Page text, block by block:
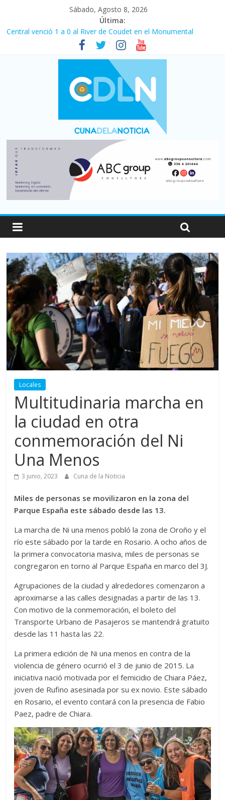
Sábado, Agosto 8, 2026
Última:
Central venció 1 a 0 al River de Coudet en el Monumental
La morosidad alcanzó su nivel más alto en dos décadas y ya
afecta a 400 mil deudores en Santa Fe
Desde que asumió Milei cerraron 41.000 kioscos: el sector
denuncia crisis como en 2001
Vacaciones de invierno con más movimiento y consumo
turístico: 4,6 millones de personas viajaron por el país, un 5,9%
Fuerte caída de la venta de autos usados en julio: bajó un 12,6%
Locales
Multitudinaria marcha en
la ciudad en otra
conmemoración del Ni
Una Menos
3 junio, 2023 Cuna de la Noticia
Miles de personas se movilizaron en la zona del
Parque España este sábado desde las 13.
La marcha de Ni una menos pobló la zona de Oroño y el
río este sábado por la tarde en Rosario. A ocho años de
la primera convocatoria masiva, miles de personas se
congregaron en torno al Parque España en marco del 3J.
Agrupaciones de la ciudad y alrededores comenzaron a
aproximarse a las calles designadas a partir de las 13.
Con motivo de la conmemoración, el boleto del
Transporte Urbano de Pasajeros se mantendrá gratuito
desde las 11 hasta las 22.
La primera edición de Ni una menos en contra de la
violencia de género ocurrió el 3 de junio de 2015. La
iniciativa nació motivada por el femicidio de Chiara Páez,
joven de Rufino asesinada por su ex novio. Este sábado
en Rosario, el evento contará con la presencia de Fabio
Paez, padre de Chiara.